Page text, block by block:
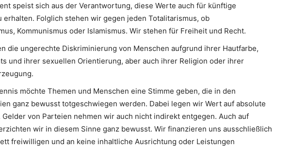
speist sich aus der Verantwortung, diese Werte auch für künftige
erhalten. Folglich stehen wir gegen jeden Totalitarismus, ob
Kommunismus oder Islamismus. Wir stehen für Freiheit und Recht.
die ungerechte Diskriminierung von Menschen aufgrund ihrer Hautfarbe,
und ihrer sexuellen Orientierung, aber auch ihrer Religion oder ihrer
möchte Themen und Menschen eine Stimme geben, die in den
ganz bewusst totgeschwiegen werden. Dabei legen wir Wert auf absolute
Gelder von Parteien nehmen wir auch nicht indirekt entgegen. Auch auf
wir in diesem Sinne ganz bewusst. Wir finanzieren uns ausschließlich
freiwilligen und an keine inhaltliche Ausrichtung oder Leistungen